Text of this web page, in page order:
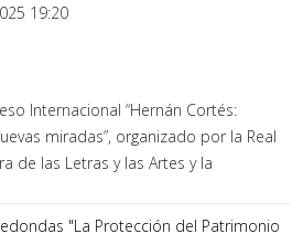
19:20
Internacional “Hernán Cortés:
miradas”, organizado por la Real
de las Letras y las Artes y la
"La Protección del Patrimonio